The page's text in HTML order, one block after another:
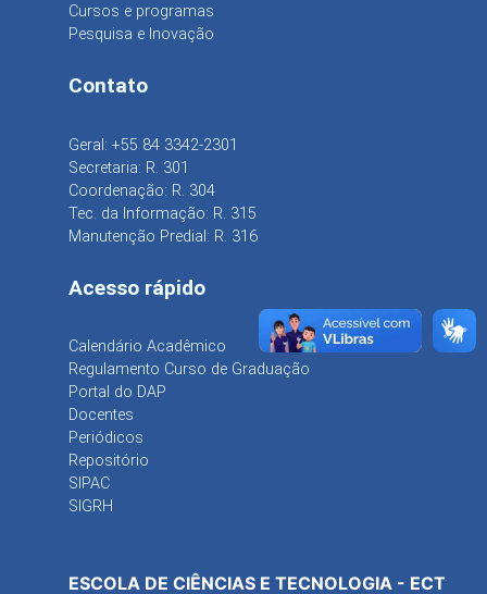
Cursos e programas
Pesquisa e Inovação
Contato
Geral: +55 84 3342-2301
Secretaria: R. 301
Coordenação: R. 304
Tec. da Informação: R. 315
Manutenção Predial: R. 316
Acesso rápido
Calendário Acadêmico
Regulamento Curso de Graduação
Portal do DAP
Docentes
Periódicos
Repositório
SIPAC
SIGRH
ESCOLA DE CIÊNCIAS E TECNOLOGIA - ECT